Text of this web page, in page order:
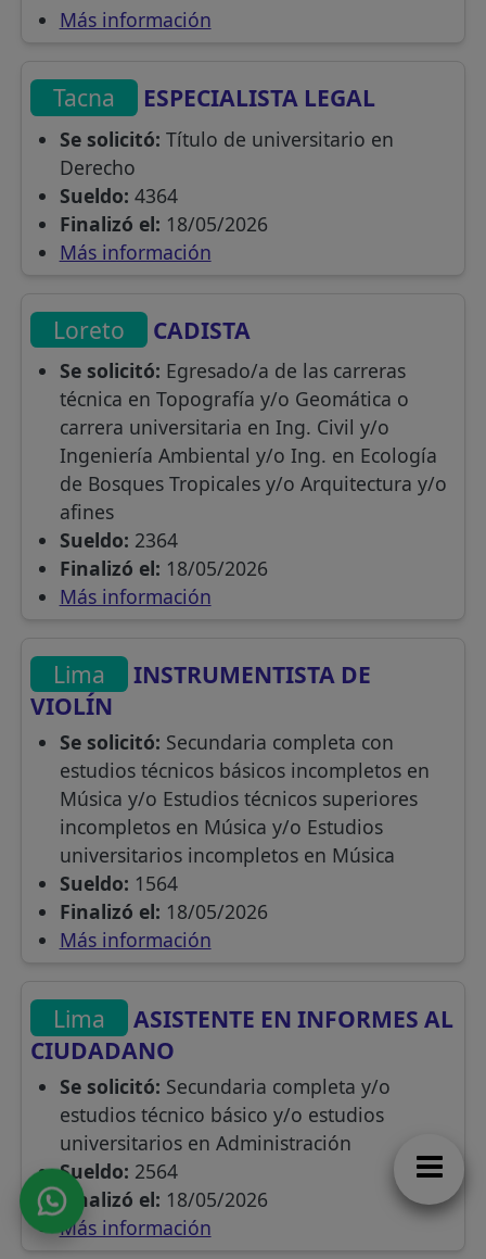
Más información
Tacna ESPECIALISTA LEGAL
Se solicitó: Título de universitario en
Derecho
Sueldo: 4364
Finalizó el: 18/05/2026
Más información
Loreto CADISTA
Se solicitó: Egresado/a de las carreras
técnica en Topografía y/o Geomática o
carrera universitaria en Ing. Civil y/o
Ingeniería Ambiental y/o Ing. en Ecología
de Bosques Tropicales y/o Arquitectura y/o
afines
Sueldo: 2364
Finalizó el: 18/05/2026
Más información
Lima
INSTRUMENTISTA DE
VIOLÍN
Se solicitó: Secundaria completa con
estudios técnicos básicos incompletos en
Música y/o Estudios técnicos superiores
incompletos en Música y/o Estudios
universitarios incompletos en Música
Sueldo: 1564
Finalizó el: 18/05/2026
Más información
Lima
ASISTENTE EN INFORMES AL
CIUDADANO
Se solicitó: Secundaria completa y/o
estudios técnico básico y/o estudios
universitarios en Administración
Sueldo: 2564
Finalizó el: 18/05/2026
Más información